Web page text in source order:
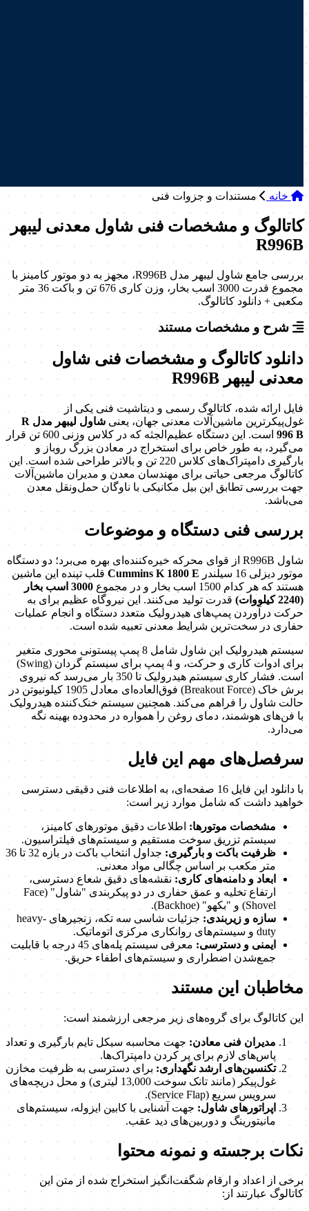
خانه مستندات و جزوات فنی
کاتالوگ و مشخصات فنی شاول معدنی لیبهر
R996B
بررسی جامع شاول لیبهر مدل R996B، مجهز به دو موتور کامینز با
مجموع قدرت 3000 اسب بخار، وزن کاری 676 تن و باکت 36 متر
مکعبی + دانلود کاتالوگ.
شرح و مشخصات مستند
دانلود کاتالوگ و مشخصات فنی شاول
معدنی لیبهر R996B
فایل ارائه شده، کاتالوگ رسمی و دیتاشیت فنی یکی از
غول‌پیکرترین ماشین‌آلات معدنی جهان، یعنی
شاول لیبهر مدل R
996 B
است. این دستگاه عظیم‌الجثه که در کلاس وزنی 600 تن قرار
می‌گیرد، به طور خاص برای استخراج در معادن بزرگ روباز و
بارگیری دامپتراک‌های کلاس 220 تن و بالاتر طراحی شده است. این
کاتالوگ مرجعی حیاتی برای مهندسان معدن و مدیران ماشین‌آلات
جهت بررسی تطابق این بیل مکانیکی با ناوگان حمل‌ونقل معدن
می‌باشد.
بررسی فنی دستگاه و موضوعات
شاول R996B از قوای محرکه خیره‌کننده‌ای بهره می‌برد؛ دو دستگاه
موتور دیزلی 16 سیلندر
Cummins K 1800 E قلب تپنده این ماشین
هستند که هر کدام 1500 اسب بخار و در مجموع
3000 اسب بخار
(2240 کیلووات)
قدرت تولید می‌کنند. این نیروگاه عظیم برای به
حرکت درآوردن پمپ‌های هیدرولیک متعدد دستگاه و انجام عملیات
حفاری در سخت‌ترین شرایط معدنی تعبیه شده است.
سیستم هیدرولیک این شاول شامل 8 پمپ پیستونی محوری متغیر
برای ادوات کاری و حرکت، و 4 پمپ برای سیستم گردان (Swing)
است. فشار کاری سیستم هیدرولیک تا 350 بار می‌رسد که نیروی
برش خاک (Breakout Force) فوق‌العاده‌ای معادل 1905 کیلونیوتن در
حالت شاول را فراهم می‌کند. همچنین سیستم خنک‌کننده هیدرولیک
با فن‌های هوشمند، دمای روغن را همواره در محدوده بهینه نگه
می‌دارد.
سرفصل‌های مهم این فایل
با دانلود این فایل 16 صفحه‌ای، به اطلاعات فنی دقیقی دسترسی
خواهید داشت که شامل موارد زیر است:
مشخصات موتورها: اطلاعات دقیق موتورهای کامینز،
سیستم تزریق سوخت مستقیم و سیستم‌های فیلتراسیون.
ظرفیت باکت و بارگیری:
جداول انتخاب باکت در بازه 32 تا 36
متر مکعب بر اساس چگالی مواد معدنی.
ابعاد و دامنه‌های کاری:نقشه‌های دقیق شعاع دسترسی،
ارتفاع تخلیه و عمق حفاری در دو پیکربندی "شاول" (Face
Shovel) و "بکهو" (Backhoe).
سازه و زیربندی:
جزئیات شاسی سه تکه، زنجیرهای heavy-
duty و سیستم‌های روانکاری مرکزی اتوماتیک.
ایمنی و دسترسی:
معرفی سیستم پله‌های 45 درجه با قابلیت
جمع‌شدن اضطراری و سیستم‌های اطفاء حریق.
مخاطبان این مستند
این کاتالوگ برای گروه‌های زیر مرجعی ارزشمند است:
مدیران فنی معادن: جهت محاسبه سیکل تایم بارگیری و تعداد
پاس‌های لازم برای پر کردن دامپتراک‌ها.
تکنسین‌های ارشد نگهداری: برای دسترسی به ظرفیت مخازن
غول‌پیکر (مانند تانک سوخت 13,000 لیتری) و محل دریچه‌های
سرویس سریع (Service Flap).
اپراتورهای شاول: جهت آشنایی با کابین ایزوله، سیستم‌های
مانیتورینگ و دوربین‌های دید عقب.
نکات برجسته و نمونه محتوا
برخی از اعداد و ارقام شگفت‌انگیز استخراج شده از متن این
کاتالوگ عبارتند از: